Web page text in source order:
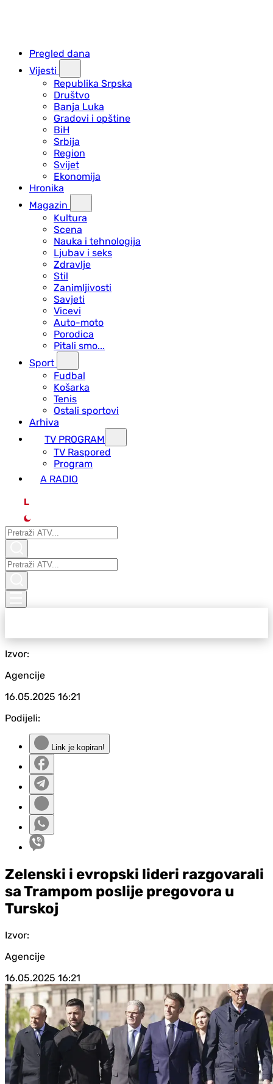
Pregled dana
Vijesti
Republika Srpska
Društvo
Banja Luka
Gradovi i opštine
BiH
Srbija
Region
Svijet
Ekonomija
Hronika
Magazin
Kultura
Scena
Nauka i tehnologija
Ljubav i seks
Zdravlje
Stil
Zanimljivosti
Savjeti
Vicevi
Auto-moto
Porodica
Pitali smo...
Sport
Fudbal
Košarka
Tenis
Ostali sportovi
Arhiva
TV PROGRAM
ТV Raspored
Program
A RADIO
L
Izvor:
Agencije
16.05.2025 16:21
Podijeli:
Link je kopiran!
Zelenski i evropski lideri razgovarali
sa Trampom poslije pregovora u
Turskoj
Izvor:
Agencije
16.05.2025 16:21